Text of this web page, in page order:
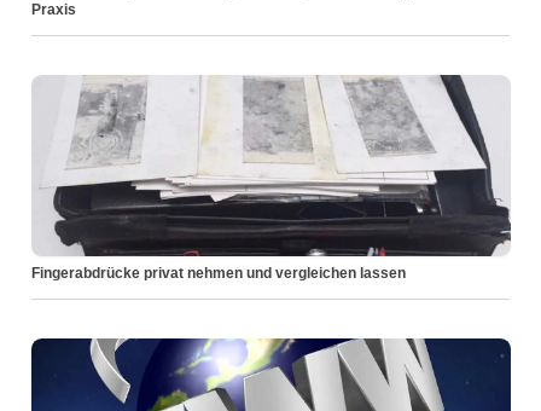
Praxis
Fingerabdrücke privat nehmen und vergleichen lassen